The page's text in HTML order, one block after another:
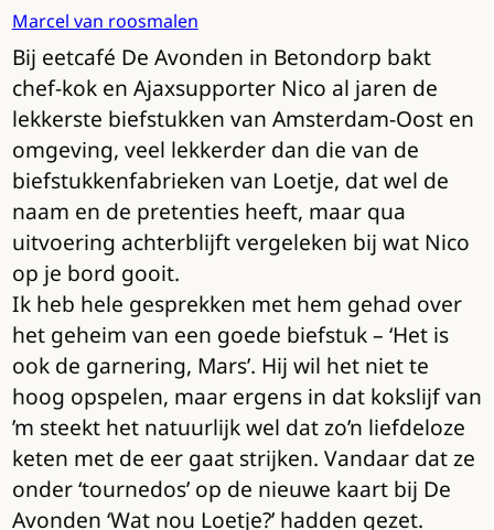
Marcel van roosmalen
Bij eetcafé De Avonden in Betondorp bakt
chef-kok en Ajaxsupporter Nico al jaren de
lekkerste biefstukken van Amsterdam-Oost en
omgeving, veel lekkerder dan die van de
biefstukkenfabrieken van Loetje, dat wel de
naam en de pretenties heeft, maar qua
uitvoering achterblijft vergeleken bij wat Nico
op je bord gooit.
Ik heb hele gesprekken met hem gehad over
het geheim van een goede biefstuk – ‘Het is
ook de garnering, Mars’. Hij wil het niet te
hoog opspelen, maar ergens in dat kokslijf van
’m steekt het natuurlijk wel dat zo’n liefdeloze
keten met de eer gaat strijken. Vandaar dat ze
onder ‘tournedos’ op de nieuwe kaart bij De
Avonden ‘Wat nou Loetje?’ hadden gezet.